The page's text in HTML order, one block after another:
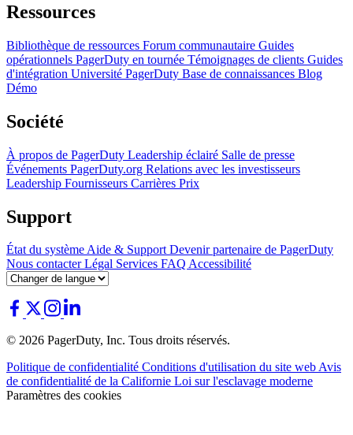
Ressources
Bibliothèque de ressources Forum communautaire Guides
opérationnels PagerDuty en tournée Témoignages de clients Guides
d'intégration Université PagerDuty Base de connaissances Blog
Démo
Société
À propos de PagerDuty Leadership éclairé Salle de presse
Événements PagerDuty.org Relations avec les investisseurs
Leadership Fournisseurs Carrières Prix
Support
État du systèmeAide & SupportDevenir partenaire de PagerDuty
Nous contacterLégal Services FAQ Accessibilité
© 2026 PagerDuty, Inc. Tous droits réservés.
Politique de confidentialité Conditions d'utilisation du site webAvis
de confidentialité de la Californie Loi sur l'esclavage moderne
Paramètres des cookies